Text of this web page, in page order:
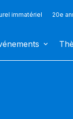
immatériel 20e